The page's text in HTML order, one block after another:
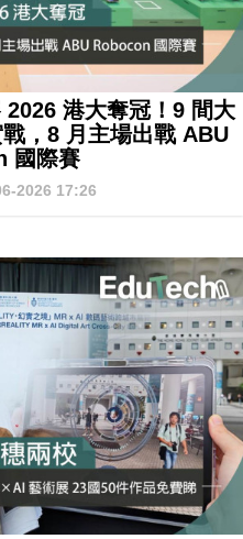
2026 港大奪冠！9 間大
，8 月主場出戰 ABU
國際賽
2026 17:26